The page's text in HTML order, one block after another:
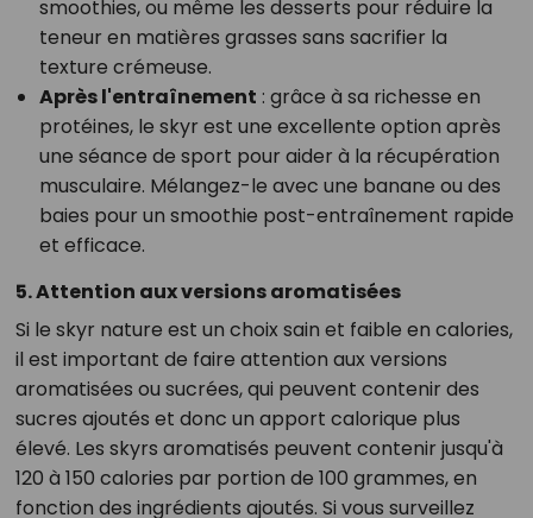
smoothies, ou même les desserts pour réduire la
teneur en matières grasses sans sacrifier la
texture crémeuse.
Après l'entraînement : grâce à sa richesse en
protéines, le skyr est une excellente option après
une séance de sport pour aider à la récupération
musculaire. Mélangez-le avec une banane ou des
baies pour un smoothie post-entraînement rapide
et efficace.
5. Attention aux versions aromatisées
Si le skyr nature est un choix sain et faible en calories,
il est important de faire attention aux versions
aromatisées ou sucrées, qui peuvent contenir des
sucres ajoutés et donc un apport calorique plus
élevé. Les skyrs aromatisés peuvent contenir jusqu'à
120 à 150 calories par portion de 100 grammes, en
fonction des ingrédients ajoutés. Si vous surveillez